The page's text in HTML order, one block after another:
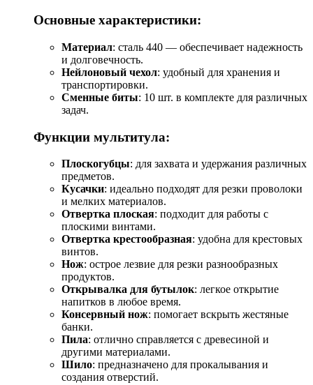
Основные характеристики:
Материал: сталь 440 — обеспечивает надежность
и долговечность.
Нейлоновый чехол: удобный для хранения и
транспортировки.
Сменные биты: 10 шт. в комплекте для различных
задач.
Функции мультитула:
Плоскогубцы: для захвата и удержания различных
предметов.
Кусачки: идеально подходят для резки проволоки
и мелких материалов.
Отвертка плоская: подходит для работы с
плоскими винтами.
Отвертка крестообразная: удобна для крестовых
винтов.
Нож: острое лезвие для резки разнообразных
продуктов.
Открывалка для бутылок: легкое открытие
напитков в любое время.
Консервный нож: помогает вскрыть жестяные
банки.
Пила: отлично справляется с древесиной и
другими материалами.
Шило: предназначено для прокалывания и
создания отверстий.